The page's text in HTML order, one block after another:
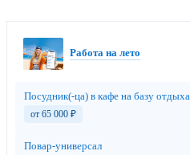
Работа на лето
Посудник(-ца) в кафе на базу отдыха
от 65 000 ₽
Повар-универсал